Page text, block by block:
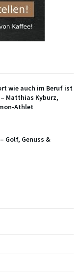
wie auch im Beruf ist
Matthias Kyburz,
Athlet
Golf, Genuss &